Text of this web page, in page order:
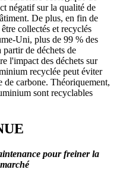
négatif sur la qualité de
De plus, en fin de
collectés et recyclés
Uni, plus de 99 % des
partir de déchets de
l'impact des déchets sur
recyclée peut éviter
carbone. Théoriquement,
sont recyclables
pour freiner la